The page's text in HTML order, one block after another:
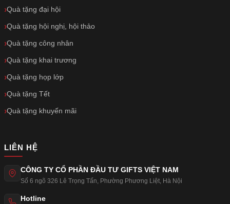
Quà tặng đại hội
Quà tặng hội nghị, hội thảo
Quà tặng công nhân
Quà tặng khai trương
Quà tặng họp lớp
Quà tặng Tết
Quà tặng khuyến mãi
LIÊN HỆ
CÔNG TY CỔ PHẦN ĐẦU TƯ GIFTS VIỆT NAM
Số 6 ngõ 326 Lê Trọng Tấn, Phường Phương Liệt, Hà Nội
Hotline